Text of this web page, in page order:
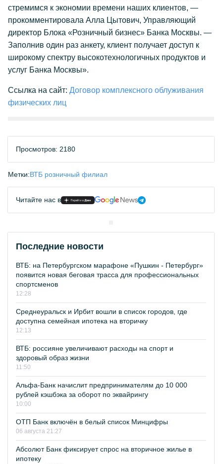
стремимся к экономии времени наших клиентов, —
прокомментировала Алла Цытович, Управляющий
директор Блока «Розничный бизнес» Банка Москвы. —
Заполнив один раз анкету, клиент получает доступ к
широкому спектру высокотехнологичных продуктов и
услуг Банка Москвы».
Ссылка на сайт: Договор комплексного облуживания
физических лиц
Просмотров: 2180
Метки:ВТБ розничный филиал
Читайте нас в
Последние новости
ВТБ: на Петербургском марафоне «Пушкин - Петербург»
появится новая беговая трасса для профессиональных
спортсменов
12:28
Среднеуральск и Ирбит вошли в список городов, где
доступна семейная ипотека на вторичку
12:13
ВТБ: россияне увеличивают расходы на спорт и
здоровый образ жизни
11:50
Альфа-Банк начислит предпринимателям до 10 000
рублей кэшбэка за оборот по эквайрингу
10:00
ОТП Банк включён в белый список Минцифры
06 августа 21:27
Абсолют Банк фиксирует спрос на вторичное жилье в
ипотеку